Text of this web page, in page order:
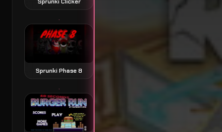
Sprunki Phase 8